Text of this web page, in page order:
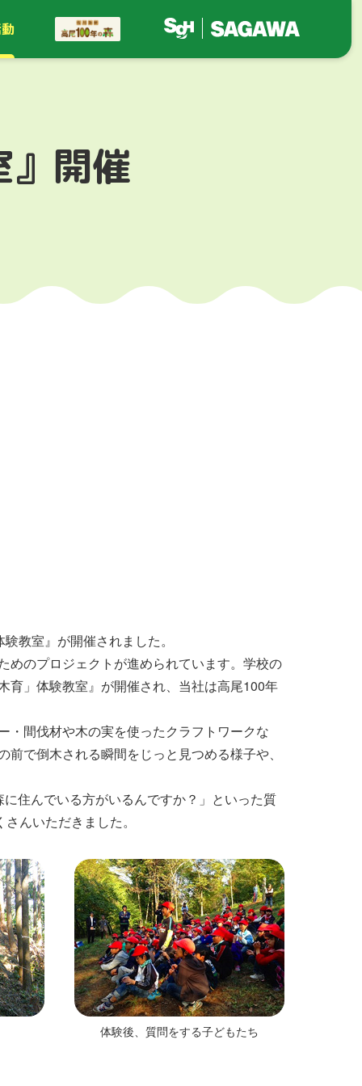
開催
教室』が開催されました。
めのプロジェクトが進められています。学校の
育」体験教室』が開催され、当社は高尾100年
・間伐材や木の実を使ったクラフトワークな
で倒木される瞬間をじっと見つめる様子や、
住んでいる方がいるんですか？」といった質
んいただきました。
体験後、質問をする子どもたち